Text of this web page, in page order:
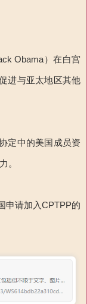
Obama）在白宫
进与亚太地区其他
定中的美国成员资
。
申请加入CPTPP的